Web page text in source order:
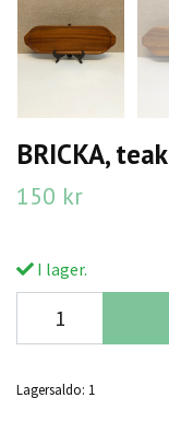
BRICKA,
150 kr
I lager.
Lagersaldo: 1